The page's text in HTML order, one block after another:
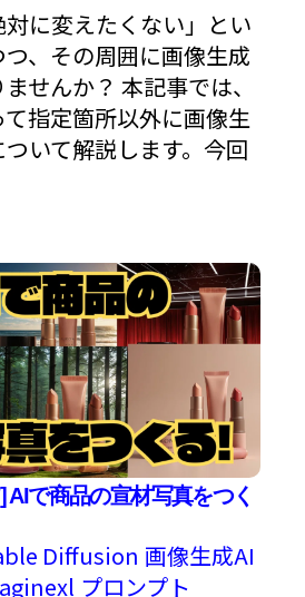
対に変えたくない」とい
、その周囲に画像生成
せんか？ 本記事では、
指定箇所以外に画像生
いて解説します。今回
AIで商品の宣材写真をつく
Diffusion 画像生成AI
プロンプト